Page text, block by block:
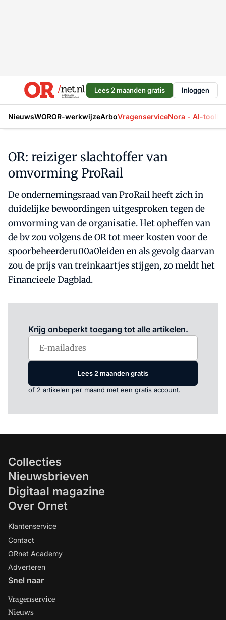
Lees 2 maanden gratis Inloggen
NieuwsWOROR-werkwijzeArboVragenserviceNora - AI-tool
OR: reiziger slachtoffer van
omvorming ProRail
De ondernemingsraad van ProRail heeft zich in
duidelijke bewoordingen uitgesproken tegen de
omvorming van de organisatie. Het opheffen van
de bv zou volgens de OR tot meer kosten voor de
spoorbeheerderu00a0leiden en als gevolg daarvan
zou de prijs van treinkaartjes stijgen, zo meldt het
Financieele Dagblad.
Krijg onbeperkt toegang tot alle artikelen.
Lees 2 maanden gratis
of 2 artikelen per maand met een gratis account.
Collecties
Nieuwsbrieven
Digitaal magazine
Over Ornet
Klantenservice
Contact
ORnet Academy
Adverteren
Snel naar
Vragenservice
Nieuws